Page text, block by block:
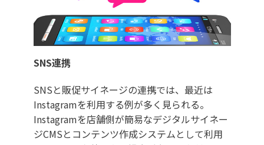
SNS連携
SNSと販促サイネージの連携では、最近は
Instagramを利用する例が多く見られる。
Instagramを店舗側が簡易なデジタルサイネー
ジCMSとコンテンツ作成システムとして利用